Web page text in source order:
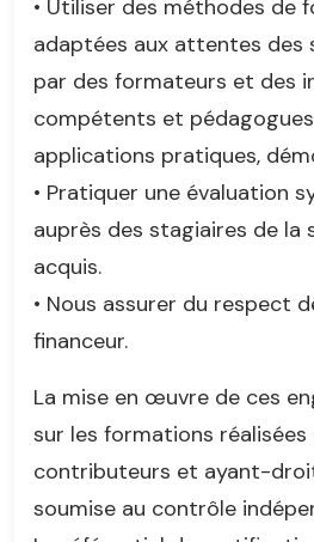
• Utiliser des méthodes de
adaptées aux attentes des
par des formateurs et des
compétents et
applications pratiques,
• Pratiquer une évaluation
auprès des stagiaires de
acquis.
• Nous assurer du respect
financeur.
La mise en œuvre de ces
sur les formations
contributeurs et ayant-
soumise au contrôle